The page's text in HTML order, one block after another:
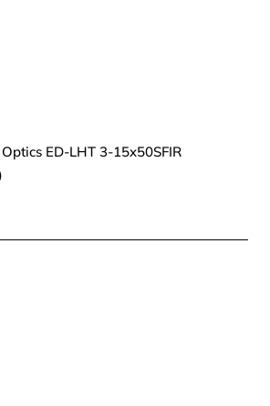
ED-LHT 3-15x50SFIR